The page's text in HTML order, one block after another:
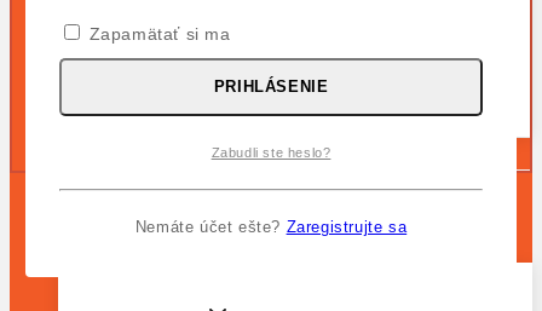
Kĺbový Teleskopický
Trojdielny Voľne Stojaci Rebrík
VARIO Kompakt Plošinový Rebrík, Bezpečnostná
Podesta
Doplnky a príslušenstvo
Zapamätať si ma
PRIHLÁSENIE
Zabudli ste heslo?
Nemáte účet ešte? Zaregistrujte sa